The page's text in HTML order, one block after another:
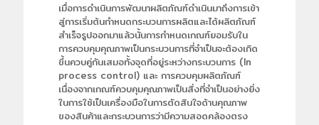
เมื่อการดำเนินการพัฒนาผลิตภัณฑ์ดำเนินมาถึงการเข้า
สู่การเริ่มต้นกำหนดกระบวนการผลิตและได้ผลิตภัณฑ์
สำเร็จรูปออกมาแล้วนั้นการกำหนดเกณฑ์ยอมรับใน
การควบคุมคุณภาพเป็นกระบวนการที่จำเป็นจะต้องเกิด
ขึ้นควบคู่กันเสมอทั้งจุดที่อยู่ระหว่างกระบวนการ (In
process control) และ การควบคุมผลิตภัณฑ์
เนื่องจากเกณฑ์ควบคุมคุณภาพเป็นสิ่งที่จำเป็นอย่างยิ่ง
ในการใช้เป็นเครื่องมือในการตัดสินใจด้านคุณภาพ
ของสินค้าและกระบวนการว่ามีความสอดคล้องตรง